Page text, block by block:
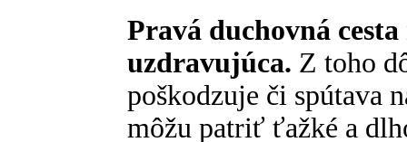
Pravá duchovná
uzdravujúca. Z toho
poškodzuje či spútava
môžu patriť ťažké a